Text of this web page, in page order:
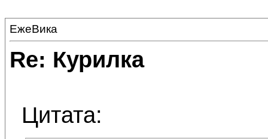
ЕжеВика
Re: Курилка
Цитата: